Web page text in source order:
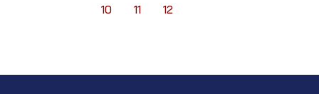
10
11 12